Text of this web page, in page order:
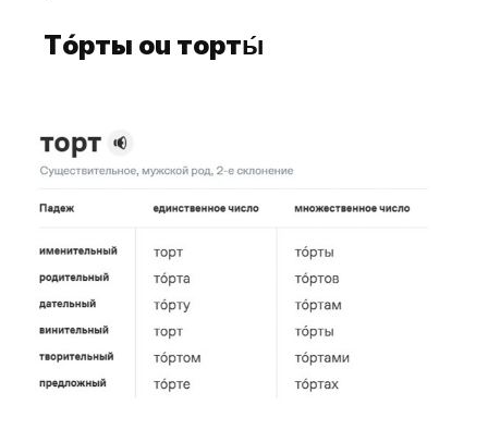
Тóрты ou торты́